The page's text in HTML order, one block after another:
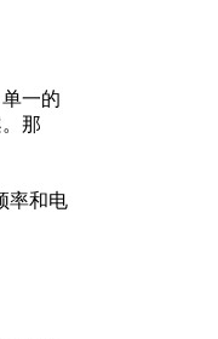
一的
那
率和电